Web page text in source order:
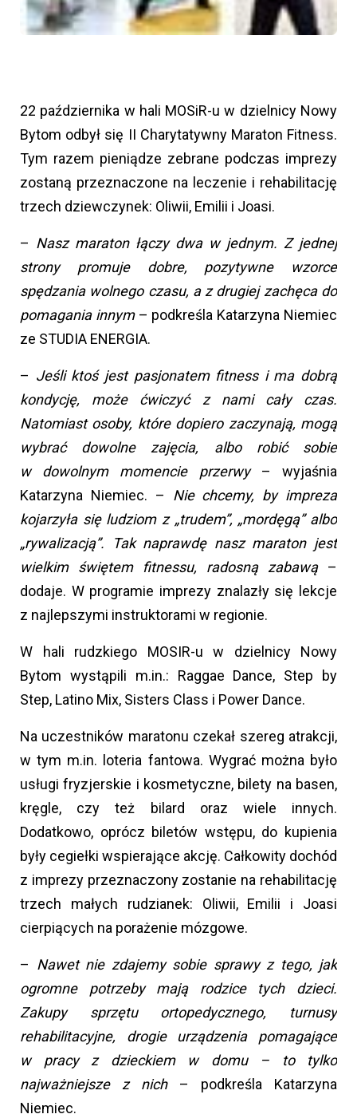
22 października w hali MOSiR-u w dzielnicy Nowy
Bytom odbył się II Charytatywny Maraton Fitness.
Tym razem pieniądze zebrane podczas imprezy
zostaną przeznaczone na leczenie i rehabilitację
trzech dziewczynek: Oliwii, Emilii i Joasi.
– Nasz maraton łączy dwa w jednym. Z jednej
strony promuje dobre, pozytywne wzorce
spędzania wolnego czasu, a z drugiej zachęca do
pomagania innym– podkreśla Katarzyna Niemiec
ze STUDIA ENERGIA.
– Jeśli ktoś jest pasjonatem fitness i ma dobrą
kondycję, może ćwiczyć z nami cały czas.
Natomiast osoby, które dopiero zaczynają, mogą
wybrać dowolne zajęcia, albo robić sobie
w dowolnym momencie przerwy– wyjaśnia
Katarzyna Niemiec. – Nie chcemy, by impreza
kojarzyła się ludziom z „trudem”, „mordęgą” albo
„rywalizacją”. Tak naprawdę nasz maraton jest
wielkim świętem fitnessu, radosną zabawą–
dodaje. W programie imprezy znalazły się lekcje
z najlepszymi instruktorami w regionie.
W hali rudzkiego MOSIR-u w dzielnicy Nowy
Bytom wystąpili m.in.: Raggae Dance, Step by
Step, Latino Mix, Sisters Class i Power Dance.
Na uczestników maratonu czekał szereg atrakcji,
w tym m.in. loteria fantowa. Wygrać można było
usługi fryzjerskie i kosmetyczne, bilety na basen,
kręgle, czy też bilard oraz wiele innych.
Dodatkowo, oprócz biletów wstępu, do kupienia
były cegiełki wspierające akcję. Całkowity dochód
z imprezy przeznaczony zostanie na rehabilitację
trzech małych rudzianek: Oliwii, Emilii i Joasi
cierpiących na porażenie mózgowe.
– Nawet nie zdajemy sobie sprawy z tego, jak
ogromne potrzeby mają rodzice tych dzieci.
Zakupy sprzętu ortopedycznego, turnusy
rehabilitacyjne, drogie urządzenia pomagające
w pracy z dzieckiem w domu – to tylko
najważniejsze z nich– podkreśla Katarzyna
Niemiec.